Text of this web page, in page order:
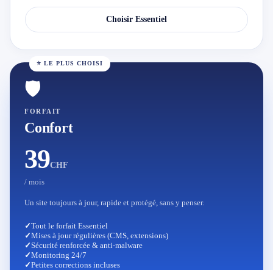
Choisir Essentiel
⭐ LE PLUS CHOISI
🛡️
FORFAIT
Confort
39CHF
/ mois
Un site toujours à jour, rapide et protégé, sans y penser.
✓Tout le forfait Essentiel
✓Mises à jour régulières (CMS, extensions)
✓Sécurité renforcée & anti-malware
✓Monitoring 24/7
✓Petites corrections incluses